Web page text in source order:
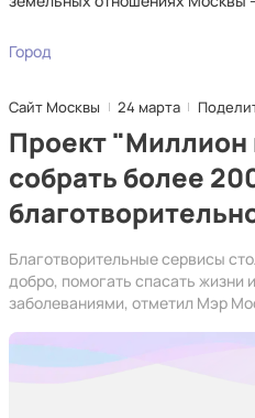
Город
Сайт Москвы 24 марта
Проект "Миллион
собрать более
Благотворительные сервисы
добро, помогать спасать жизни
заболеваниями, отметил Мэр